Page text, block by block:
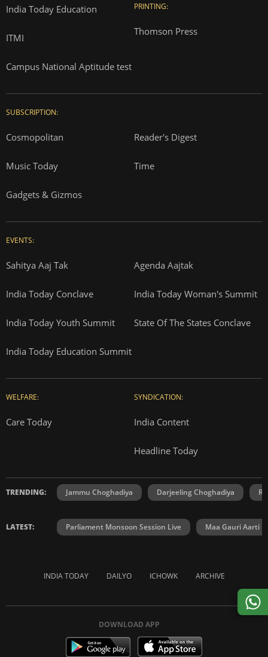
India Today Education
ITMI
Campus National Aptitude test
PRINTING:
Thomson Press
SUBSCRIPTION:
Cosmopolitan Reader's Digest
Music Today Time
Gadgets & Gizmos
EVENTS:
Sahitya Aaj Tak Agenda Aajtak
India Today Conclave India Today Woman's Summit
India Today Youth Summit State Of The States Conclave
India Today Education Summit
WELFARE:
Care Today
SYNDICATION:
India Content
Headline Today
TRENDING: Jammu Choghadiya Darjeeling Choghadiya
LATEST: Parliament Monsoon Session Live Maa Gauri Aarti
INDIA TODAY DAILYO ICHOWK ARCHIVE
DOWNLOAD APP